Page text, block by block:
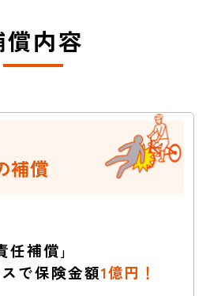
償内容
補償
任補償｣
で保険金額1億円！